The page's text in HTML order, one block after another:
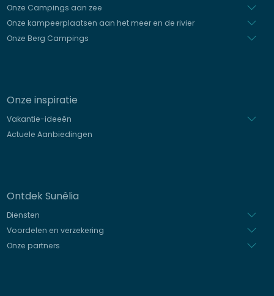
Onze Campings aan zee
Onze kampeerplaatsen aan het meer en de rivier
Onze Berg Campings
Onze inspiratie
Vakantie-ideeën
Actuele Aanbiedingen
Ontdek Sunêlia
Diensten
Voordelen en verzekering
Onze partners